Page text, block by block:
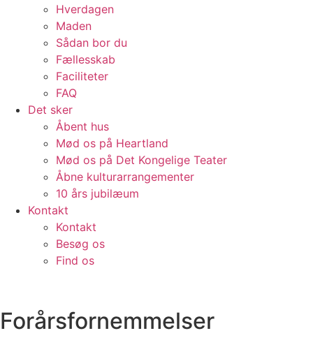
Hverdagen
Maden
Sådan bor du
Fællesskab
Faciliteter
FAQ
Det sker
Åbent hus
Mød os på Heartland
Mød os på Det Kongelige Teater
Åbne kulturarrangementer
10 års jubilæum
Kontakt
Kontakt
Besøg os
Find os
Forårsfornemmelser